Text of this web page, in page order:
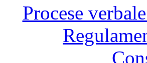
Procese